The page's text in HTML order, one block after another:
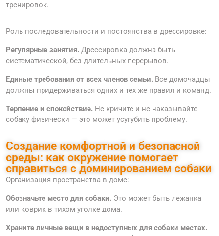
тренировок.
Роль последовательности и постоянства в дрессировке:
Регулярные занятия. Дрессировка должна быть
систематической, без длительных перерывов.
Единые требования от всех членов семьи. Все домочадцы
должны придерживаться одних и тех же правил и команд.
Терпение и спокойствие. Не кричите и не наказывайте
собаку физически — это может усугубить проблему.
Создание комфортной и безопасной
среды: как окружение помогает
справиться с доминированием собаки
Организация пространства в доме:
Обозначьте место для собаки. Это может быть лежанка
или коврик в тихом уголке дома.
Храните личные вещи в недоступных для собаки местах.